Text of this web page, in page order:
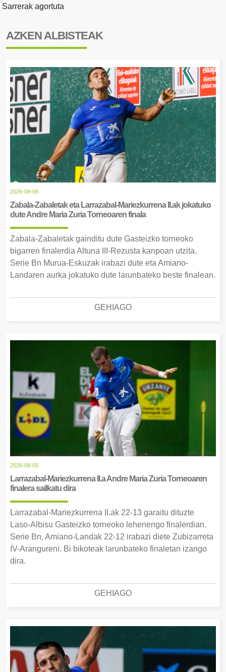
Sarrerak agortuta
AZKEN ALBISTEAK
2026-08-06
Zabala-Zabaletak eta Larrazabal-Mariezkurrena II.ak jokatuko
dute Andre Maria Zuria Torneoaren finala
Zabala-Zabaletak gainditu dute Gasteizko torneoko
bigarren finalerdia Altuna III-Rezusta kanpoan utzita.
Serie Bn Murua-Eskuzak irabazi dute eta Amiano-
Landaren aurka jokatuko dute larunbateko beste finalean.
GEHIAGO
2026-08-05
Larrazabal-Mariezkurrena II.a Andre Maria Zuria Torneoaren
finalera sailkatu dira
Larrazabal-Mariezkurrena II.ak 22-13 garaitu dituzte
Laso-Albisu Gasteizko torneoko lehenengo finalerdian.
Serie Bn, Amiano-Landak 22-12 irabazi diete Zubizarreta
IV-Arangureni. Bi bikoteak larunbateko finaletan izango
dira.
GEHIAGO